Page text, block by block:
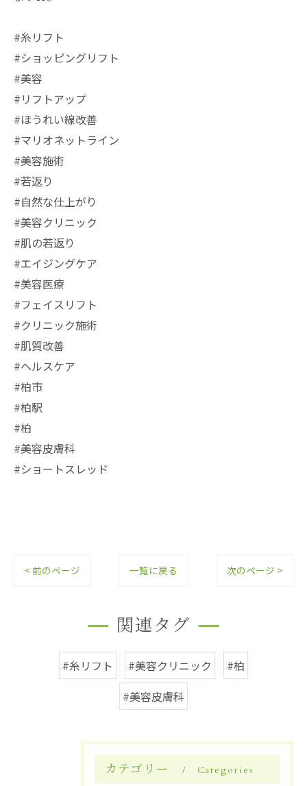
#糸リフト
#ショッピングリフト
#美容
#リフトアップ
#ほうれい線改善
#マリオネットライン
#美容施術
#若返り
#自然な仕上がり
#美容クリニック
#肌の若返り
#エイジングケア
#美容医療
#フェイスリフト
#クリニック施術
#肌質改善
#ヘルスケア
#柏市
#柏駅
#柏
#美容皮膚科
#ショートスレッド
< 前のページ 一覧に戻る 次のページ >
関連タグ
#糸リフト #美容クリニック
#柏
#美容皮膚科
カテゴリー Categories